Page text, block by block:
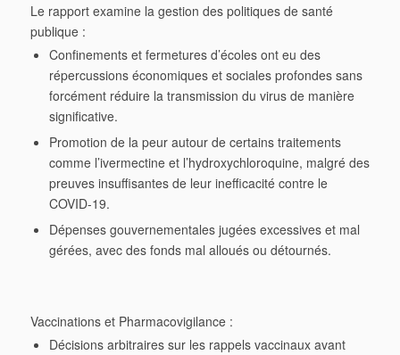
Le rapport examine la gestion des politiques de santé
publique :
Confinements et fermetures d’écolesont eu des
répercussions économiques et sociales profondes sans
forcément réduire la transmission du virus de manière
significative.
Promotion de la peurautour de certains traitements
comme l’ivermectine et l’hydroxychloroquine, malgré des
preuves insuffisantes de leur inefficacité contre le
COVID-19.
Dépenses gouvernementalesjugées excessives et mal
gérées, avec des fonds mal alloués ou détournés.
Vaccinations et Pharmacovigilance :
Décisions arbitrairessur les rappels vaccinaux avant